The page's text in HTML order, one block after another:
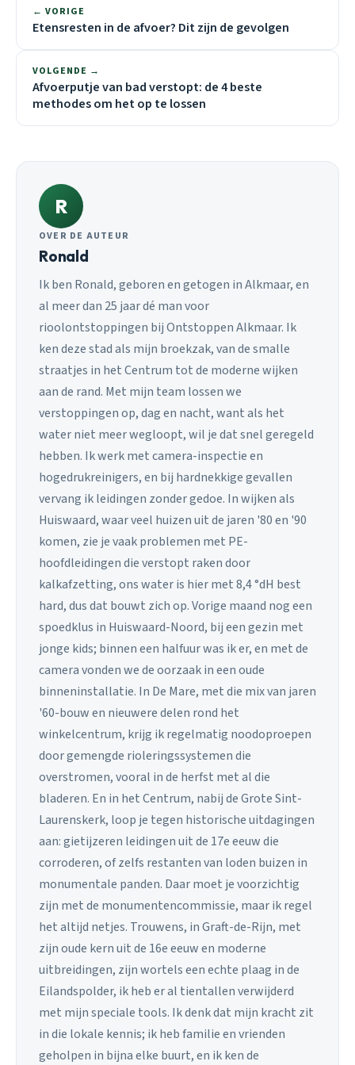
← VORIGE
Etensresten in de afvoer? Dit zijn de gevolgen
VOLGENDE →
Afvoerputje van bad verstopt: de 4 beste
methodes om het op te lossen
R
OVER DE AUTEUR
Ronald
Ik ben Ronald, geboren en getogen in Alkmaar, en
al meer dan 25 jaar dé man voor
rioolontstoppingen bij Ontstoppen Alkmaar. Ik
ken deze stad als mijn broekzak, van de smalle
straatjes in het Centrum tot de moderne wijken
aan de rand. Met mijn team lossen we
verstoppingen op, dag en nacht, want als het
water niet meer wegloopt, wil je dat snel geregeld
hebben. Ik werk met camera-inspectie en
hogedrukreinigers, en bij hardnekkige gevallen
vervang ik leidingen zonder gedoe. In wijken als
Huiswaard, waar veel huizen uit de jaren '80 en '90
komen, zie je vaak problemen met PE-
hoofdleidingen die verstopt raken door
kalkafzetting, ons water is hier met 8,4 °dH best
hard, dus dat bouwt zich op. Vorige maand nog een
spoedklus in Huiswaard-Noord, bij een gezin met
jonge kids; binnen een halfuur was ik er, en met de
camera vonden we de oorzaak in een oude
binneninstallatie. In De Mare, met die mix van jaren
'60-bouw en nieuwere delen rond het
winkelcentrum, krijg ik regelmatig noodoproepen
door gemengde rioleringssystemen die
overstromen, vooral in de herfst met al die
bladeren. En in het Centrum, nabij de Grote Sint-
Laurenskerk, loop je tegen historische uitdagingen
aan: gietijzeren leidingen uit de 17e eeuw die
corroderen, of zelfs restanten van loden buizen in
monumentale panden. Daar moet je voorzichtig
zijn met de monumentencommissie, maar ik regel
het altijd netjes. Trouwens, in Graft-de-Rijn, met
zijn oude kern uit de 16e eeuw en moderne
uitbreidingen, zijn wortels een echte plaag in de
Eilandspolder, ik heb er al tientallen verwijderd
met mijn speciale tools. Ik denk dat mijn kracht zit
in die lokale kennis; ik heb familie en vrienden
geholpen in bijna elke buurt, en ik ken de